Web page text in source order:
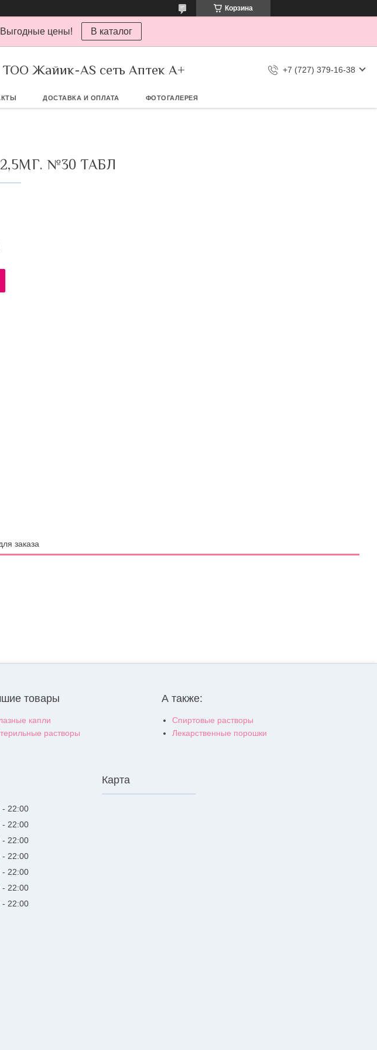
Корзина
Выгодные цены! В каталог
Жайик-AS сеть Аптек А+ +7 (727) 379-16-38
ДОСТАВКА И ОПЛАТА ФОТОГАЛЕРЕЯ
№30 ТАБЛ
заказа
товары
капли
растворы
А также:
Спиртовые растворы
Лекарственные порошки
22:00
22:00
22:00
22:00
22:00
22:00
22:00
Карта